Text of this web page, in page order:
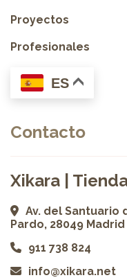
Proyectos
Profesionales
ES
Contacto
Xikara |
Av. del Santuario
Pardo, 28049 Madrid
911 738 824
info@xikara.net